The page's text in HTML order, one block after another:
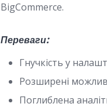
BigCommerce.
Переваги:
Гнучкість у
Розширені
Поглиблена